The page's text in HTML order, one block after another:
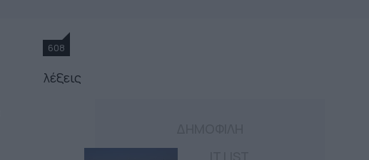
608
λέξεις